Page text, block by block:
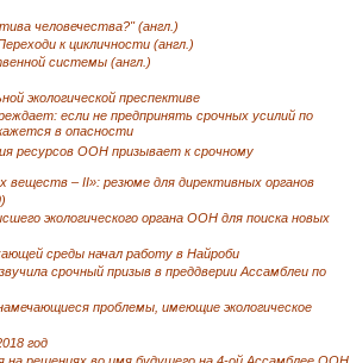
человечества?" (англ.)
к цикличности (англ.)
системы (англ.)
экологической преспективе
если не предпринять срочных усилий по
в опасности
ресурсов ООН призывает к срочному
веществ – II»: резюме для директивных органов
экологического органа ООН для поиска новых
среды начал работу в Найроби
срочный призыв в преддверии Ассамблеи по
проблемы, имеющие экологическое
год